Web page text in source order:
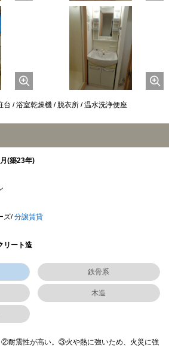
/ 浴室乾燥機 / 脱衣所 / 温水洗浄便座
(築23年)
ズ/分譲賃貸
リート造
鉄骨系
木造
耐震性が高い。③火や熱に強いため、火災に強